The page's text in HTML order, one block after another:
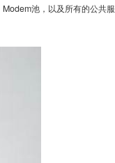
池，以及所有的公共服